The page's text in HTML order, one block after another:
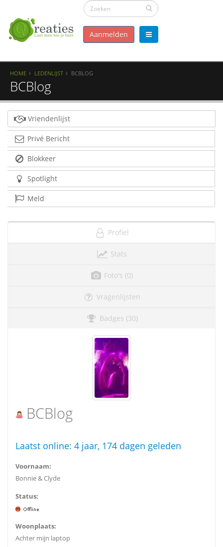
Aanmelden
HOME LEDENLIJST BCBLOG
BCBlog
Vriendenlijst
Privé Bericht
Blokkeer
Spotlight
Meld
Profiel
Stats
Foto's (0)
Vragenlijsten
Badges (30)
BCBlog
Laatst online: 4 jaar, 174 dagen geleden
Voornaam:
Bonnie & Clyde
Status:
Woonplaats:
Achter mijn laptop